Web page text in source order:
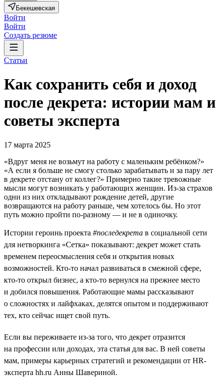
Бекешевская
Войти
Войти
Создать резюме
Статьи
Как сохранить себя и доход
после декрета: истории мам и
советы эксперта
17 марта 2025
«Вдруг меня не возьмут на работу с маленьким ребёнком?»
«А если я больше не смогу столько зарабатывать и за пару лет
в декрете отстану от коллег?» Примерно такие тревожные
мысли могут возникать у работающих женщин. Из-за страхов
одни из них откладывают рождение детей, другие
возвращаются на работу раньше, чем хотелось бы. Но этот
путь можно пройти по-разному — и не в одиночку.
Истории героинь проекта #последекрета в социальной сети
для нетворкинга «Сетка» показывают: декрет может стать
временем переосмысления себя и открытия новых
возможностей. Кто-то начал развиваться в смежной сфере,
кто-то открыл бизнес, а кто-то вернулся на прежнее место
и добился повышения. Работающие мамы рассказывают
о сложностях и лайфхаках, делятся опытом и поддерживают
тех, кто сейчас ищет свой путь.
Если вы переживаете из-за того, что декрет отразится
на профессии или доходах, эта статья для вас. В ней советы
мам, примеры карьерных стратегий и рекомендации от HR-
эксперта hh.ru Анны Шавериной.